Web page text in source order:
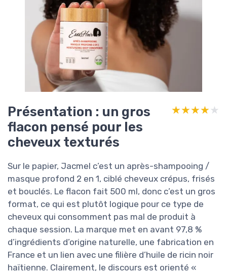
Présentation : un gros
flacon pensé pour les
cheveux texturés
★★★★★
★★★★★
Sur le papier, Jacmel c’est un après-shampooing /
masque profond 2 en 1, ciblé cheveux crépus, frisés
et bouclés. Le flacon fait 500 ml, donc c’est un gros
format, ce qui est plutôt logique pour ce type de
cheveux qui consomment pas mal de produit à
chaque session. La marque met en avant 97,8 %
d’ingrédients d’origine naturelle, une fabrication en
France et un lien avec une filière d’huile de ricin noir
haïtienne. Clairement, le discours est orienté «